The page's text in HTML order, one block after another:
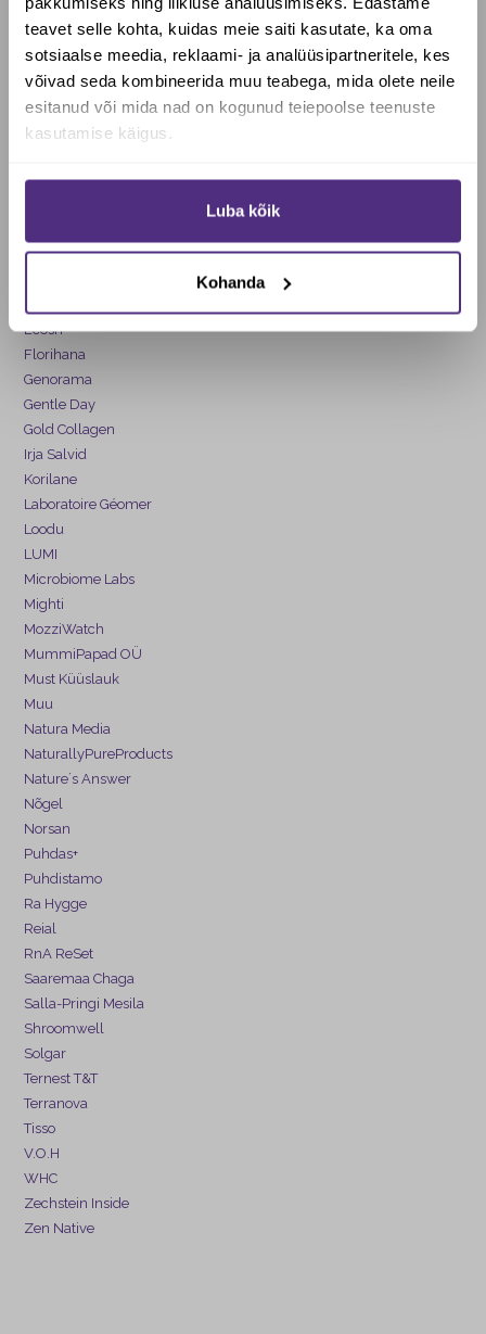
teavet selle kohta, kuidas meie saiti kasutate, ka oma
sotsiaalse meedia, reklaami- ja analüüsipartneritele, kes
võivad seda kombineerida muu teabega, mida olete neile
esitanud või mida nad on kogunud teiepoolse teenuste
kasutamise käigus.
Luba kõik
Kohanda
KINGITUSED! +
Tervisetooted +
Kaubamärgid
annukka aarnio
Centralsun
Ecosh
Florihana
Genorama
Gentle Day
Gold Collagen
Irja Salvid
Korilane
Laboratoire Géomer
Loodu
LUMI
Microbiome Labs
Mighti
MozziWatch
MummiPapad OÜ
Must Küüslauk
Muu
Natura Media
NaturallyPureProducts
Nature´s Answer
Nõgel
Norsan
Puhdas+
Puhdistamo
Ra Hygge
Reial
RnA ReSet
Saaremaa Chaga
Salla-Pringi Mesila
Shroomwell
Solgar
Ternest T&T
Terranova
Tisso
V.O.H
WHC
Zechstein Inside
Zen Native
Soovid saada Biotheka e-poes
allahindlust?
Jah, soovin soodustust